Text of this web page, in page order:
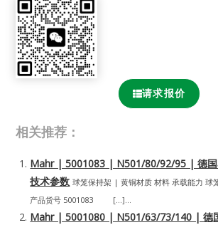
请求报价
相关推荐：
Mahr | 5001083 | N501/80/92/95 | 德国
技术参数 球笼保持架 | 黄铜材质 材料 承载能力 球
产品货号 5001083 […]...
Mahr | 5001080 | N501/63/73/140 | 德